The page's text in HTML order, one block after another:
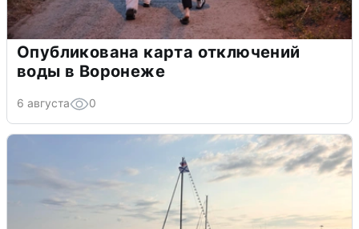
Опубликована карта отключений
воды в Воронеже
6 августа 0